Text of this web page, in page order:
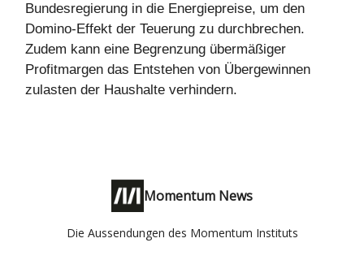
Bundesregierung in die Energiepreise, um den
Domino-Effekt der Teuerung zu durchbrechen.
Zudem kann eine Begrenzung übermäßiger
Profitmargen das Entstehen von Übergewinnen
zulasten der Haushalte verhindern.
Momentum News
Die Aussendungen des Momentum Instituts